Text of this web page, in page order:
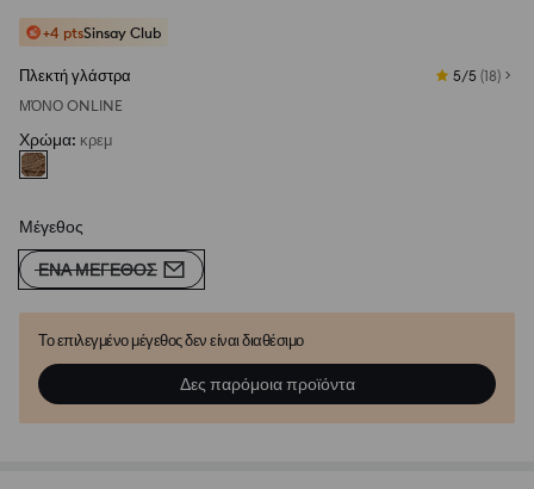
+4 ptsSinsay Club
Πλεκτή γλάστρα 5/5 (18)
ΜΌΝΟ ONLINE
Χρώμα: κρεμ
Μέγεθος
ΈΝΑ ΜΈΓΕΘΟΣ
Το επιλεγμένο μέγεθος δεν είναι διαθέσιμο
Δες παρόμοια προϊόντα